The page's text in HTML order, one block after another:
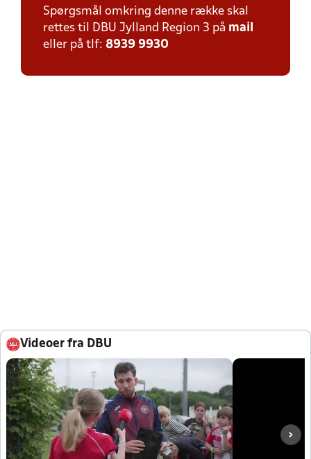
Spørgsmål omkring denne række skal
rettes til DBU Jylland Region 3 på mail
eller på tlf: 8939 9930
Videoer fra DBU